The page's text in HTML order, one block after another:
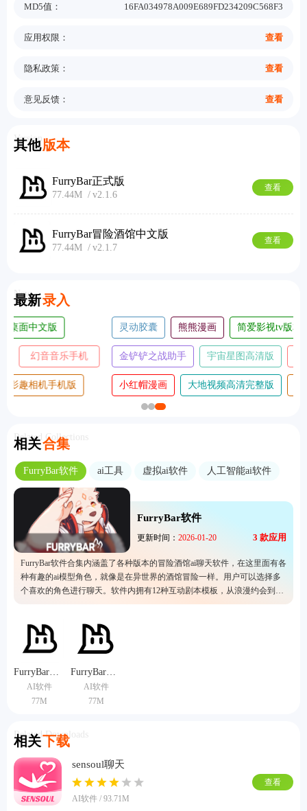
MD5值： 16FA034978A009E689FD234209C568F3
应用权限： 查看
隐私政策： 查看
意见反馈： 查看
其他版本
Version
FurryBar正式版
77.44M v2.1.6
查看
FurryBar冒险酒馆中文版
77.44M v2.1.7
查看
最新录入
New
灵动胶囊 熊熊漫画 简爱影视tv版本
金铲铲之战助手 宇宙星图高清版 口袋壁纸高清主题
小红帽漫画 大地视频高清完整版 饥荒大典离线版
相关合集
Related Collections
FurryBar软件 ai工具 虚拟ai软件 人工智能ai软件
FurryBar软件
更新时间： 2026-01-20 3 款应用
FurryBar软件合集内涵盖了各种版本的冒险酒馆ai聊天软件，在这里面有各
种有趣的ai模型角色，就像是在异世界的酒馆冒险一样。用户可以选择多
个喜欢的角色进行聊天。软件内拥有12种互动剧本模板，从浪漫约会到职
场模拟，从语言陪练到冒险剧场，都能满足不同用户的兴趣爱好。
AI软件
77M
AI软件
77M
相关下载
Related Downloads
sensoul聊天
AI软件 / 93.71M
查看